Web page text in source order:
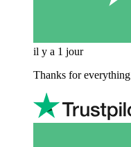
il y a 1 jour
Thanks for everything